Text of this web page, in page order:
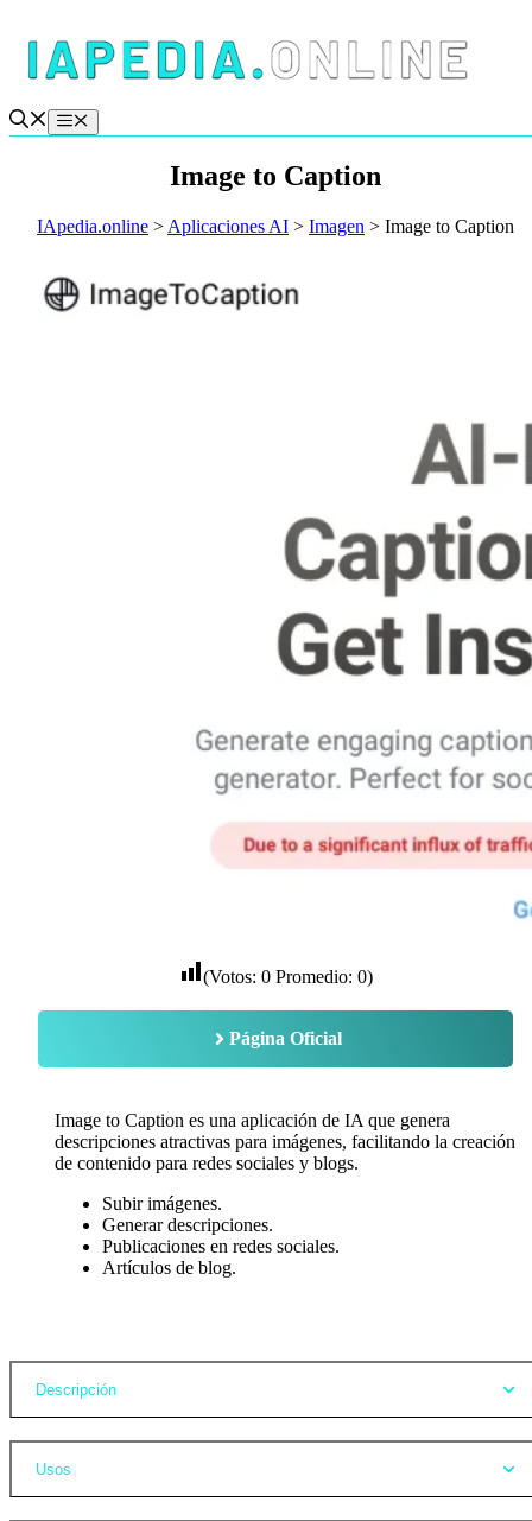
contenido
Menú
Image to Caption
IApedia.online > Aplicaciones AI > Imagen > Image to Caption
(Votos: 0Promedio: 0)
Página Oficial
Image to Caption es una aplicación de IA que genera
descripciones atractivas para imágenes, facilitando la creación
de contenido para redes sociales y blogs.
Subir imágenes.
Generar descripciones.
Publicaciones en redes sociales.
Artículos de blog.
Descripción
Usos